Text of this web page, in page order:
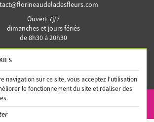
Ouvert 7j/7
dimanches et jours fériés
de 8h30 à 20h30
LÉGALES
navigation sur ce site, vous acceptez l'utilisation
le fonctionnement du site et réaliser des